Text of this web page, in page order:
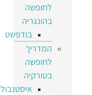
לחופשה
בהונגריה
בודפשט
המדריך
לחופשה
בטורקיה
איסטנבול